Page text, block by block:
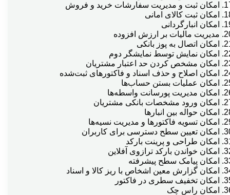
گزارش ريز پرداختي هاي مشتريان
گزارش عملكرد كاربران
...پرداخت به...دريافت از
...مغايرت بانكي و
ادغام اسناد تجميعي
اقساط وگزارشات مربوطه
امکان ثبت و مدیریت سفارشات خرید و فروش
امکان ثبت کالای امانی
امکان انبارگردانی
مدیریت مالیات بر ارزش افزوده
امکان اتصال به پوز بانکی
امکان نمایش توسط نمایشگر دوم
امکان مشخص کردن حد اعتبار مشتریان
امکان اصلاح و حذف اسناد و فاکتورهای ثبت‌شده
امکان عملیات بستن حساب‌ها
امکان مدیریت پورسانت واسطه‌ها
امکان ورود مشخصات بانکی مشتریان
امکان حواله بین انبارها
امکان تسویه فاکتورها و مدیریت نسیه‌ها
امکان تعیین سطح دسترسی برای کاربران
امکان طراحی و پرینت بارکد
امکان خواندن بارکد ترازوی آفلاین
امکان پیامک سطح پیشرفته
امکان گزارش معین اشخاص با ریز کالا و اسناد
امکان تخفیف سطری در فاکتور
امکان راس چک